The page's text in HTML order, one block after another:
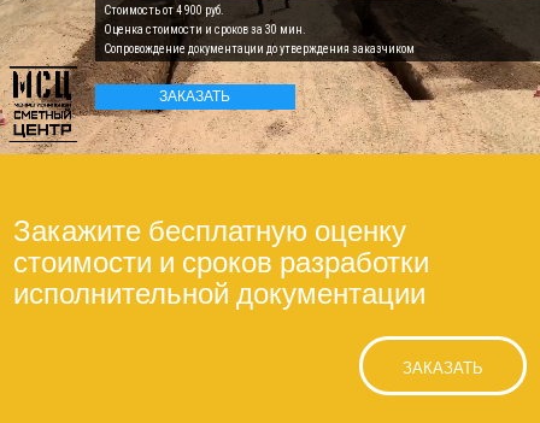
Cтоимость от 4 900 руб.
Оценка стоимости и сроков за 30 мин.
Cопровождение документации до утверждения заказчиком
ЗАКАЗАТЬ
Закажите бесплатную оценку
стоимости и сроков разработки
исполнительной документации
ЗАКАЗАТЬ